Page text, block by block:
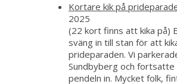
Kortare kik på
2025
(22 kort finns att kika på)
sväng in till stan för att
prideparaden. Vi
Sundbyberg och fortsatte
pendeln in. Mycket folk,